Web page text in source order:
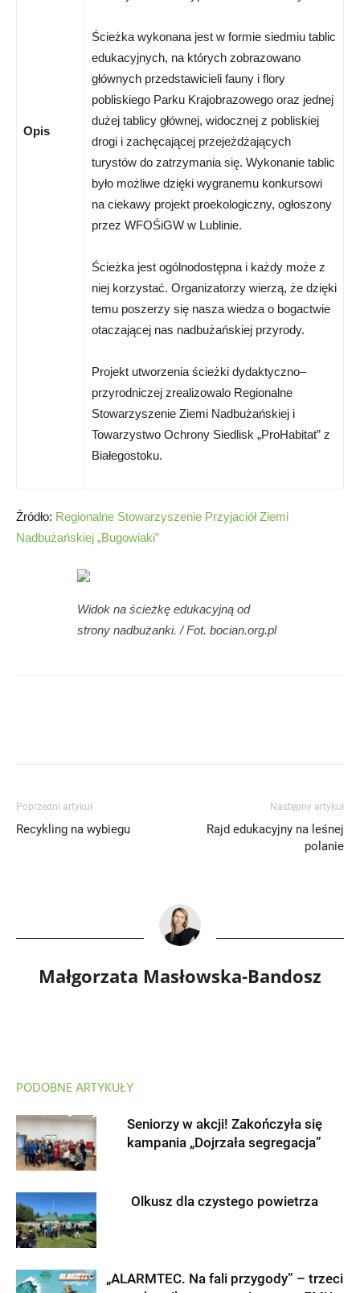
Opis
Ścieżka wykonana jest w formie siedmiu tablic
edukacyjnych, na których zobrazowano
głównych przedstawicieli fauny i flory
pobliskiego Parku Krajobrazowego oraz jednej
dużej tablicy głównej, widocznej z pobliskiej
drogi i zachęcającej przejeżdżających
turystów do zatrzymania się. Wykonanie tablic
było możliwe dzięki wygranemu konkursowi
na ciekawy projekt proekologiczny, ogłoszony
przez WFOŚiGW w Lublinie.
Ścieżka jest ogólnodostępna i każdy może z
niej korzystać. Organizatorzy wierzą, że dzięki
temu poszerzy się nasza wiedza o bogactwie
otaczającej nas nadbużańskiej przyrody.
Projekt utworzenia ścieżki dydaktyczno–
przyrodniczej zrealizowalo Regionalne
Stowarzyszenie Ziemi Nadbużańskiej i
Towarzystwo Ochrony Siedlisk „ProHabitat” z
Białegostoku.
Źródło: Regionalne Stowarzyszenie Przyjaciół Ziemi
Nadbużańskiej „Bugowiaki”
Widok na ścieżkę edukacyjną od
strony nadbużanki. / Fot. bocian.org.pl
Poprzedni artykuł
Recykling na wybiegu
Następny artykuł
Rajd edukacyjny na leśnej
polanie
Małgorzata Masłowska-Bandosz
PODOBNE ARTYKUŁY
Seniorzy w akcji! Zakończyła się
kampania „Dojrzała segregacja”
Olkusz dla czystego powietrza
„ALARMTEC. Na fali przygody” – trzeci